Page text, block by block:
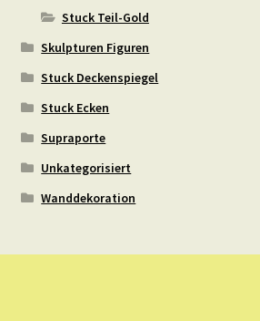
Stuck Teil-Gold
Skulpturen Figuren
Stuck Deckenspiegel
Stuck Ecken
Supraporte
Unkategorisiert
Wanddekoration